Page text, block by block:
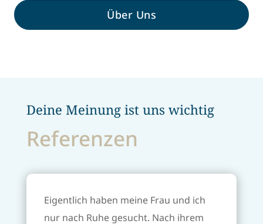
Über Uns
Deine Meinung ist uns wichtig
Referenzen
Eigentlich haben meine Frau und ich
nur nach Ruhe gesucht. Nach ihrem